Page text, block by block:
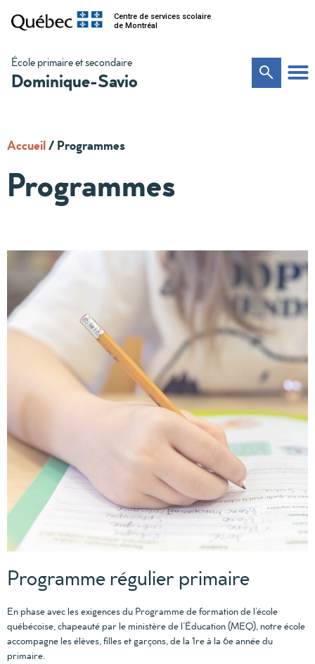
Centre de services scolaire
de Montréal
École primaire et secondaire
Dominique-Savio
Accueil/Programmes
Programmes
Programme régulier primaire
En phase avec les exigences du Programme de formation de l’école
québécoise, chapeauté par le ministère de l’Éducation (MEQ), notre école
accompagne les élèves, filles et garçons, de la 1re à la 6e année du
primaire.